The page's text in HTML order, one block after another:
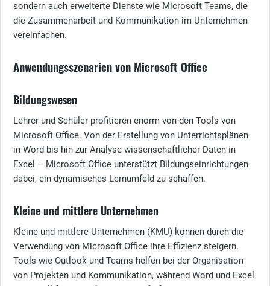
sondern auch erweiterte Dienste wie Microsoft Teams, die
die Zusammenarbeit und Kommunikation im Unternehmen
vereinfachen.
Anwendungsszenarien von Microsoft Office
Bildungswesen
Lehrer und Schüler profitieren enorm von den Tools von
Microsoft Office. Von der Erstellung von Unterrichtsplänen
in Word bis hin zur Analyse wissenschaftlicher Daten in
Excel – Microsoft Office unterstützt Bildungseinrichtungen
dabei, ein dynamisches Lernumfeld zu schaffen.
Kleine und mittlere Unternehmen
Kleine und mittlere Unternehmen (KMU) können durch die
Verwendung von Microsoft Office ihre Effizienz steigern.
Tools wie Outlook und Teams helfen bei der Organisation
von Projekten und Kommunikation, während Word und Excel